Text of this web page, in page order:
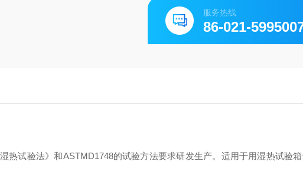
服务热线
86-021-
热试验法》和ASTMD1748的试验方法要求研发生产。适用于用湿热试验